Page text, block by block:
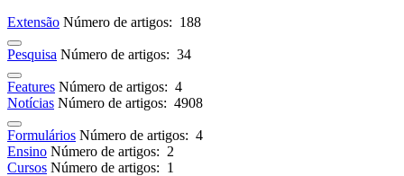
Extensão Número de artigos: 188
Pesquisa Número de artigos: 34
Features Número de artigos: 4
Notícias Número de artigos: 4908
Formulários Número de artigos: 4
Ensino Número de artigos: 2
Cursos Número de artigos: 1